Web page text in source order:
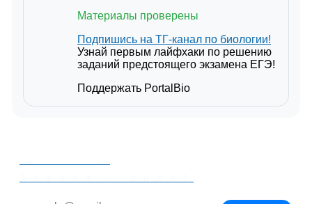
Материалы проверены
Подпишись на ТГ-канал по биологии!
Узнай первым лайфхаки по решению
заданий предстоящего экзамена ЕГЭ!
Поддержать PortalBio